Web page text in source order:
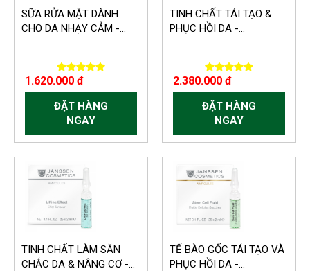
SỮA RỬA MẶT DÀNH
CHO DA NHẠY CẢM -...
1.620.000 đ
ĐẶT HÀNG
NGAY
TINH CHẤT TÁI TẠO &
PHỤC HỒI DA -...
2.380.000 đ
ĐẶT HÀNG
NGAY
TINH CHẤT LÀM SĂN
CHẮC DA & NÂNG CƠ -...
TẾ BÀO GỐC TÁI TẠO VÀ
PHỤC HỒI DA -...